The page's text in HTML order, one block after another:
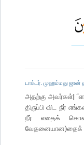
டாக்டர். முஹம்மது ஜான்
அதற்கு அவர்கள்|
திருப்பி விட நீர்
நீர் எதைக்
வேதனையான)தைக்